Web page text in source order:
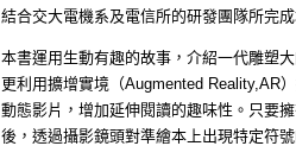
結合交大電機系及電信所的研發團隊所完
本書運用生動有趣的故事，介紹一代雕塑
更利用擴增實境（Augmented Reality,AR
動態影片，增加延伸閱讀的趣味性。只要
後，透過攝影鏡頭對準繪本上出現特定符